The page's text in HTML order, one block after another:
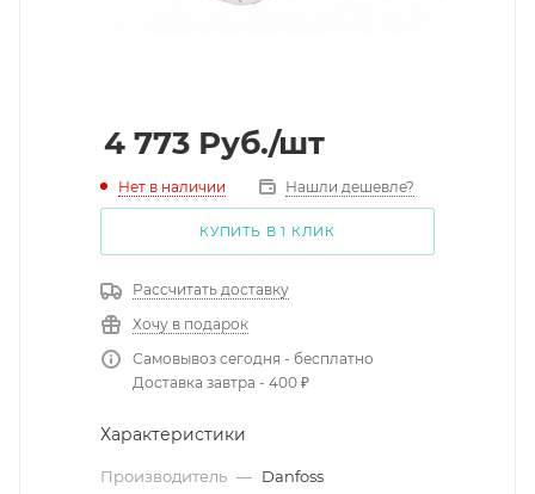
4 773 Руб./шт
Нет в наличии Нашли дешевле?
КУПИТЬ В 1 КЛИК
Рассчитать доставку
Хочу в подарок
Самовывоз сегодня - бесплатно
Доставка завтра - 400 ₽
Характеристики
Производитель — Danfoss